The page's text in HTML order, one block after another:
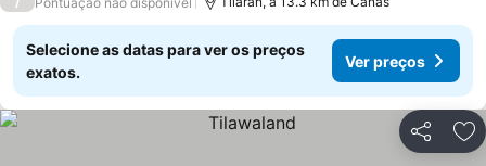
Selecione as datas para ver os preços
exatos.
Ver preços
Partilhar